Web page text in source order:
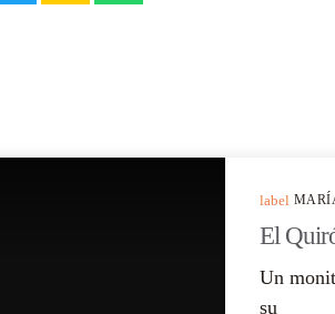
label
El
Un
su